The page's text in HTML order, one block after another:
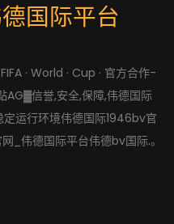
国际平台
· World · Cup · 官方合作-
AG▓信誉,安全,保障,伟德国际
运行环境伟德国际1946bv官
_伟德国际平台伟德bv国际.。